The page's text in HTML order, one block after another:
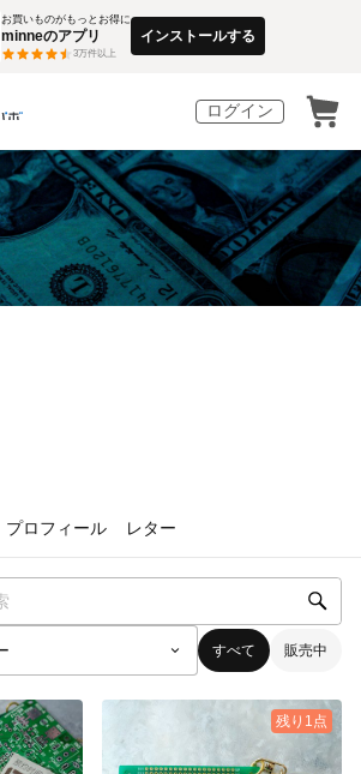
お買いものがもっとお得に
minneのアプリ
3万件以上
インストールする
ログイン
プロフィール レター
すべて 販売中
残り1点